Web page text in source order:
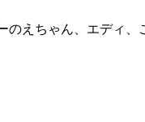
のえちゃん、エディ、